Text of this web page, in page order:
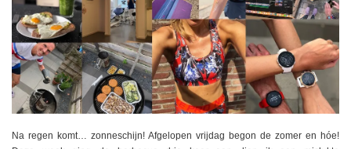
Na regen komt… zonneschijn! Afgelopen vrijdag begon de zomer en hóe!